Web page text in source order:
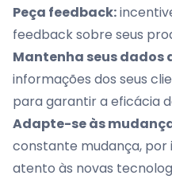
Peça feedback:
feedback sobre seus
Mantenha seus dados
informações dos seus
para garantir a eficácia
Adapte-se às
constante mudança,
atento às novas